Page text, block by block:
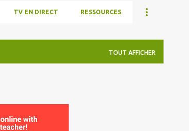
TV EN DIRECT RESSOURCES
TOUT AFFICHER